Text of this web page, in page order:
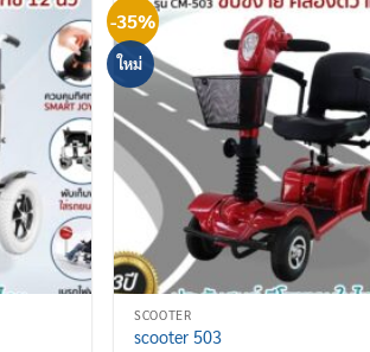
-35%
ใหม่
SCOOTER
scooter 503